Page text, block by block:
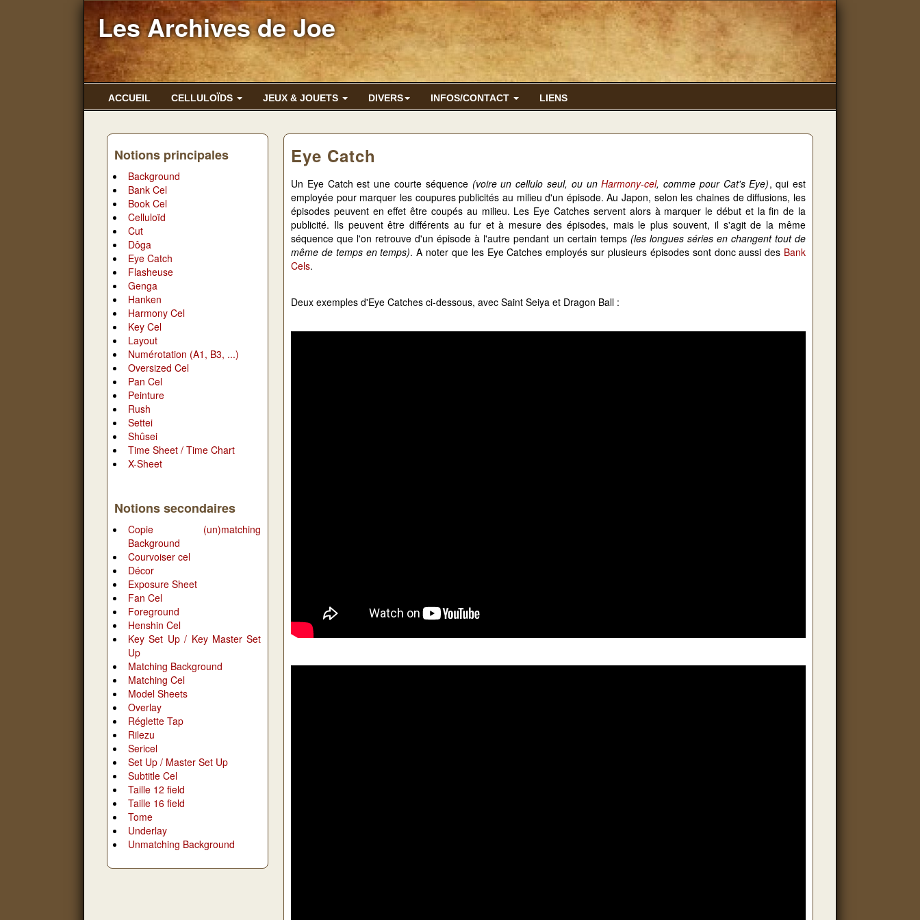
Les Archives de Joe
ACCUEIL CELLULOÏDS JEUX & JOUETS DIVERS INFOS/CONTACT LIENS
Notions principales
Background
Bank Cel
Book Cel
Celluloïd
Cut
Dôga
Eye Catch
Flasheuse
Genga
Hanken
Harmony Cel
Key Cel
Layout
Numérotation (A1, B3, ...)
Oversized Cel
Pan Cel
Peinture
Rush
Settei
Shûsei
Time Sheet / Time Chart
X-Sheet
Notions secondaires
Copie (un)matching
Background
Courvoiser cel
Décor
Exposure Sheet
Fan Cel
Foreground
Henshin Cel
Key Set Up / Key Master Set
Up
Matching Background
Matching Cel
Model Sheets
Overlay
Réglette Tap
Rilezu
Sericel
Set Up / Master Set Up
Subtitle Cel
Taille 12 field
Taille 16 field
Tome
Underlay
Unmatching Background
Eye Catch
Un Eye Catch est une courte séquence (voire un cellulo seul, ou unHarmony-cel, comme pour Cat's Eye), qui est
employée pour marquer les coupures publicités au milieu d'un épisode. Au Japon, selon les chaines de diffusions, les
épisodes peuvent en effet être coupés au milieu. Les Eye Catches servent alors à marquer le début et la fin de la
publicité. Ils peuvent être différents au fur et à mesure des épisodes, mais le plus souvent, il s'agit de la même
séquence que l'on retrouve d'un épisode à l'autre pendant un certain temps (les longues séries en changent tout de
même de temps en temps). A noter que les Eye Catches employés sur plusieurs épisodes sont donc aussi des Bank
Cels.
Deux exemples d'Eye Catches ci-dessous, avec Saint Seiya et Dragon Ball :